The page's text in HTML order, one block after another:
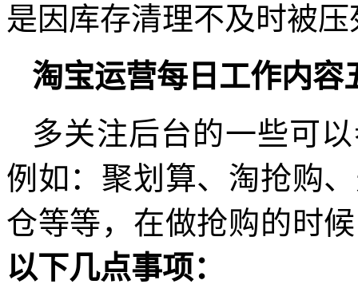
是因库存清理不及时被压
淘宝运营每日工作内容
多关注后台的一些可
例如：聚划算、淘抢购
仓等等，在做抢购的时
以下几点事项：